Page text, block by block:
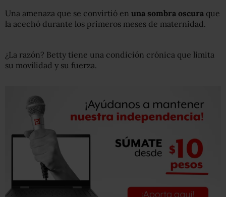
Una amenaza que se convirtió en una sombra oscura que
la acechó durante los primeros meses de maternidad.
¿La razón? Betty tiene una condición crónica que limita
su movilidad y su fuerza.